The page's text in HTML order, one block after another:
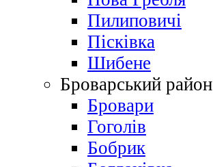
Пилиповичі
Пісківка
Шибене
Броварський район
Бровари
Гоголів
Бобрик